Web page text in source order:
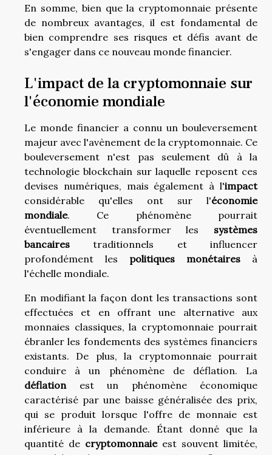
En somme, bien que la cryptomonnaie présente
de nombreux avantages, il est fondamental de
bien comprendre ses risques et défis avant de
s'engager dans ce nouveau monde financier.
L'impact de la cryptomonnaie sur
l'économie mondiale
Le monde financier a connu un bouleversement
majeur avec l'avènement de la cryptomonnaie. Ce
bouleversement n'est pas seulement dû à la
technologie blockchain sur laquelle reposent ces
devises numériques, mais également à l'impact
considérable qu'elles ont sur l'économie
mondiale. Ce phénomène pourrait
éventuellement transformer les systèmes
bancaires traditionnels et influencer
profondément les politiques monétaires à
l'échelle mondiale.
En modifiant la façon dont les transactions sont
effectuées et en offrant une alternative aux
monnaies classiques, la cryptomonnaie pourrait
ébranler les fondements des systèmes financiers
existants. De plus, la cryptomonnaie pourrait
conduire à un phénomène de déflation. La
déflationest un phénomène économique
caractérisé par une baisse généralisée des prix,
qui se produit lorsque l'offre de monnaie est
inférieure à la demande. Étant donné que la
quantité de cryptomonnaieest souvent limitée,